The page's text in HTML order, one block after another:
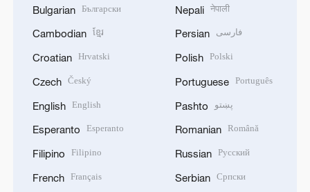
Bulgarian Български
Cambodian ខ្មែរ
Croatian Hrvatski
Czech Český
English English
Esperanto Esperanto
Filipino Filipino
French Français
Nepali नेपाली
Persian فارسی
Polish Polski
Portuguese Português
Pashto پښتو
Romanian Română
Russian Русский
Serbian Српски